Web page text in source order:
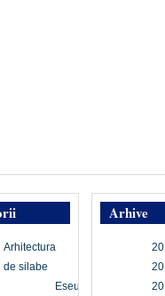
Arhive
Arhitectura
de silabe
Eseu